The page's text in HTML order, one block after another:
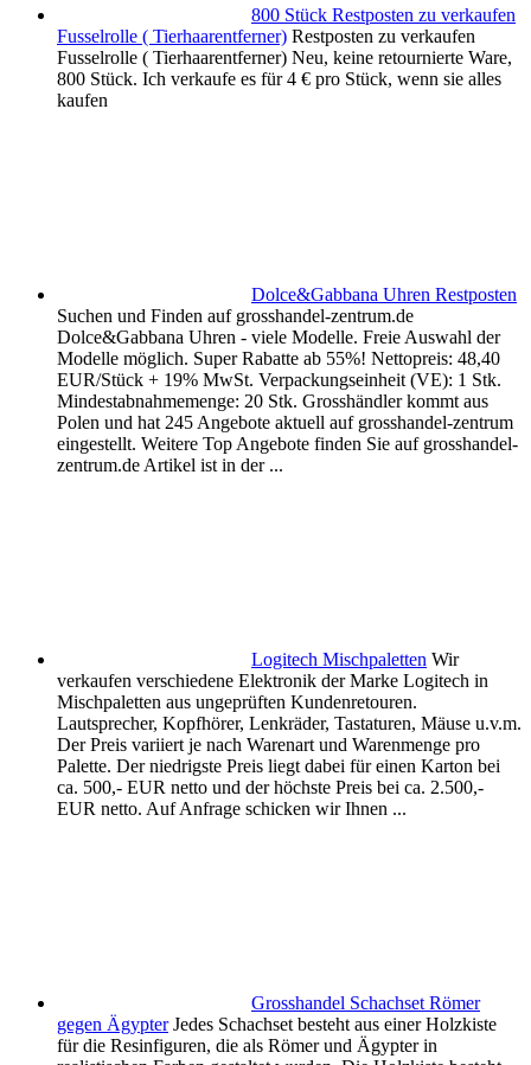
800 Stück Restposten zu verkaufen
Fusselrolle ( Tierhaarentferner) Restposten zu verkaufen
Fusselrolle ( Tierhaarentferner) Neu, keine retournierte Ware,
800 Stück. Ich verkaufe es für 4 € pro Stück, wenn sie alles
kaufen
Dolce&Gabbana Uhren Restposten
Suchen und Finden auf grosshandel-zentrum.de
Dolce&Gabbana Uhren - viele Modelle. Freie Auswahl der
Modelle möglich. Super Rabatte ab 55%! Nettopreis: 48,40
EUR/Stück + 19% MwSt. Verpackungseinheit (VE): 1 Stk.
Mindestabnahmemenge: 20 Stk. Grosshändler kommt aus
Polen und hat 245 Angebote aktuell auf grosshandel-zentrum
eingestellt. Weitere Top Angebote finden Sie auf grosshandel-
zentrum.de Artikel ist in der ...
Logitech Mischpaletten Wir
verkaufen verschiedene Elektronik der Marke Logitech in
Mischpaletten aus ungeprüften Kundenretouren.
Lautsprecher, Kopfhörer, Lenkräder, Tastaturen, Mäuse u.v.m.
Der Preis variiert je nach Warenart und Warenmenge pro
Palette. Der niedrigste Preis liegt dabei für einen Karton bei
ca. 500,- EUR netto und der höchste Preis bei ca. 2.500,-
EUR netto. Auf Anfrage schicken wir Ihnen ...
Grosshandel Schachset Römer
gegen Ägypter Jedes Schachset besteht aus einer Holzkiste
für die Resinfiguren, die als Römer und Ägypter in